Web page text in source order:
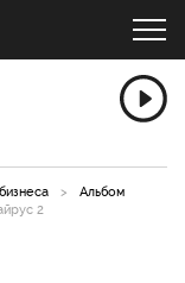
>
Альбом
2